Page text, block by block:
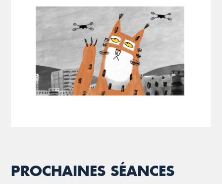
PROCHAINES SÉANCES